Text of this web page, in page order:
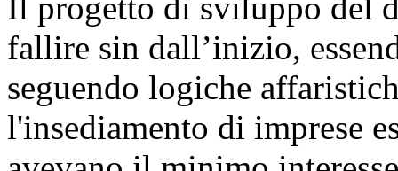
fallire sin dall’inizio,
seguendo logiche
l'insediamento di imprese